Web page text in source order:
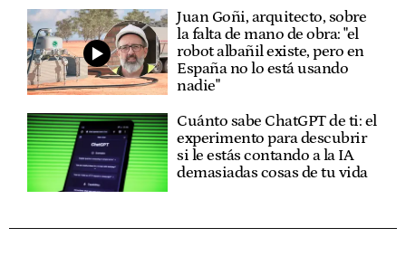
Juan Goñi, arquitecto, sobre
la falta de mano de obra: "el
robot albañil existe, pero en
España no lo está usando
nadie"
Cuánto sabe ChatGPT de ti: el
experimento para descubrir
si le estás contando a la IA
demasiadas cosas de tu vida